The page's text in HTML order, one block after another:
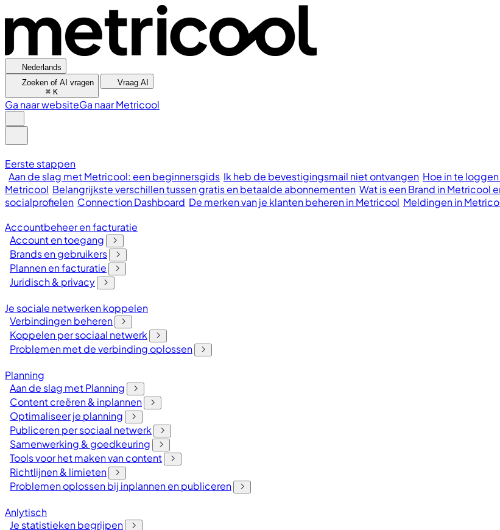
Nederlands
Zoeken of AI vragen
⌘ K
Vraag AI
Ga naar websiteGa naar Metricool
Eerste stappen
Aan de slag met Metricool: een beginnersgids Ik heb de bevestigingsmail niet ontvangen Hoe in te
Metricool Belangrijkste verschillen tussen gratis en betaalde abonnementen Wat is een Brand in Metricool
socialprofielen Connection Dashboard De merken van je klanten beheren in Metricool Meldingen in
Accountbeheer en facturatie
Account en toegang
Brands en gebruikers
Plannen en facturatie
Juridisch & privacy
Je sociale netwerken koppelen
Verbindingen beheren
Koppelen per sociaal netwerk
Problemen met de verbinding oplossen
Planning
Aan de slag met Planning
Content creëren & inplannen
Optimaliseer je planning
Publiceren per sociaal netwerk
Samenwerking & goedkeuring
Tools voor het maken van content
Richtlijnen & limieten
Problemen oplossen bij inplannen en publiceren
Anlytisch
Je statistieken begrijpen